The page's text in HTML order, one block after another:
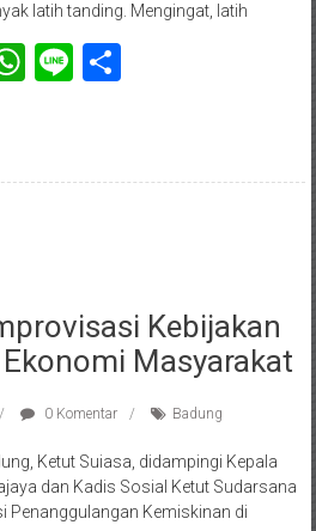
latih tanding. Mengingat, latih
WhatsApp
LineShare
Kebijakan
Masyarakat
0 Komentar Badung
Ketut Suiasa, didampingi Kepala
dan Kadis Sosial Ketut Sudarsana
Penanggulangan Kemiskinan di